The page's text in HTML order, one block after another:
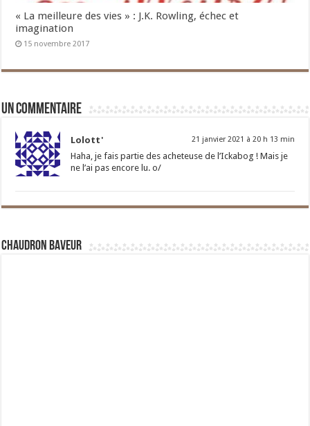
« La meilleure des vies » : J.K. Rowling, échec et
imagination
15 novembre 2017
Un commentaire
Lolott' 21 janvier 2021 à 20 h 13 min
Haha, je fais partie des acheteuse de l’Ickabog ! Mais je
ne l’ai pas encore lu. o/
Chaudron Baveur